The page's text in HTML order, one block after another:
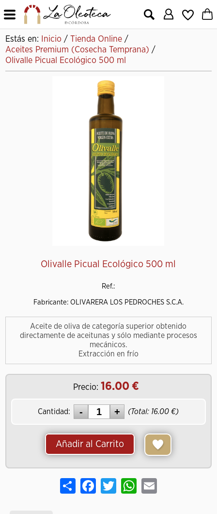
X
Estás en: Inicio / Tienda Online /
Aceites Premium (Cosecha Temprana) /
Olivalle Picual Ecológico 500 ml
Olivalle Picual Ecológico 500 ml
Ref.:
Fabricante: OLIVARERA LOS PEDROCHES S.C.A.
Aceite de oliva de categoría superior obtenido
directamente de aceitunas y sólo mediante procesos
mecánicos.
Extracción en frío
Precio: 16.00
Cantidad: (Total: 16.00 )
Añadir al Carrito
ShareFacebook
TwitterWhatsApp
Email